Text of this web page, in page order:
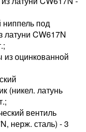
под
латуни CW617N
оцинкованной
(никел. латунь
вентиль
нерж. сталь) - 3